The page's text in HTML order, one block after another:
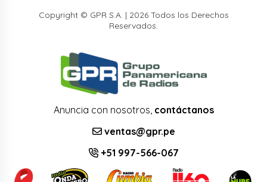
Copyright © GPR S.A. | 2026 Todos los Derechos
Reservados.
Anuncia con nosotros, contáctanos
ventas@gpr.pe
+51 997-566-067